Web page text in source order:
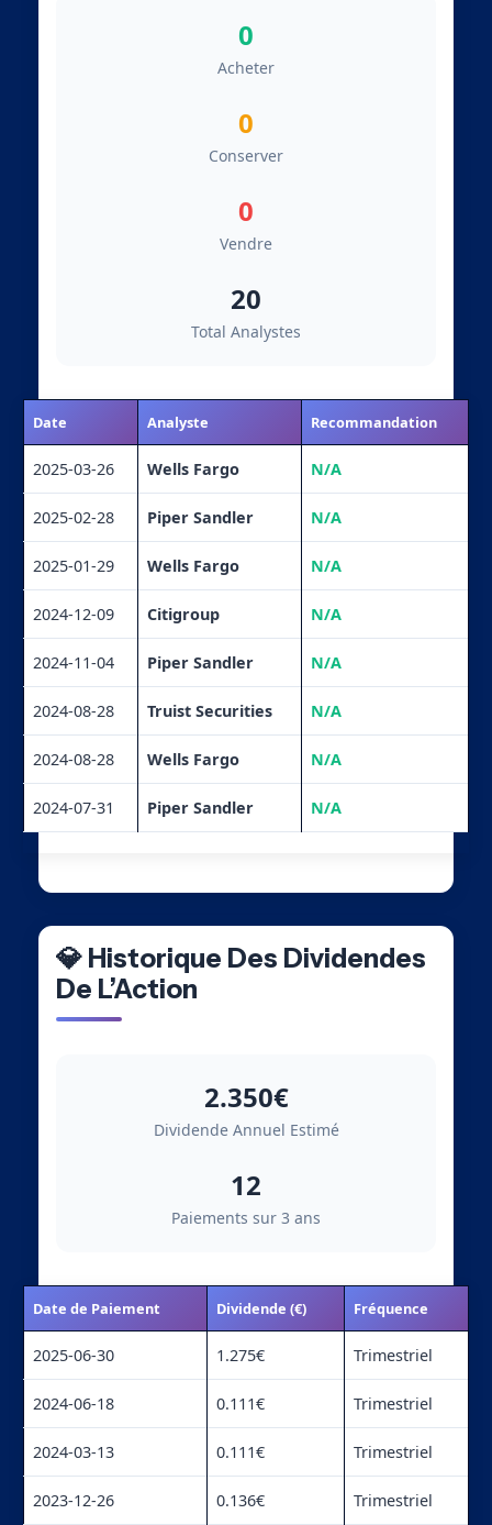
0
Acheter
0
Conserver
0
Vendre
20
Total Analystes
Date Analyste Recommandation
2025-03-26 Wells Fargo N/A
2025-02-28 Piper Sandler N/A
2025-01-29 Wells Fargo N/A
2024-12-09 Citigroup N/A
2024-11-04 Piper Sandler N/A
2024-08-28 Truist Securities N/A
2024-08-28 Wells Fargo N/A
2024-07-31 Piper Sandler N/A
💎 Historique Des Dividendes
De L’Action
2.350€
Dividende Annuel Estimé
12
Paiements sur 3 ans
Date de Paiement Dividende (€) Fréquence
2025-06-30 1.275€ Trimestriel
2024-06-18 0.111€ Trimestriel
2024-03-13 0.111€ Trimestriel
2023-12-26 0.136€ Trimestriel